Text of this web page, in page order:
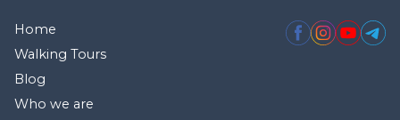
Home
Walking Tours
Blog
Who we are